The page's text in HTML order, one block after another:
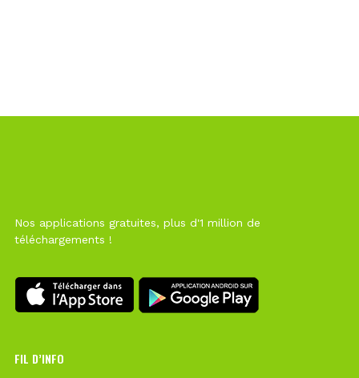
Nos applications gratuites, plus d'1 million de
téléchargements !
FIL D’INFO